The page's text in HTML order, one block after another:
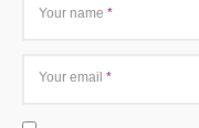
Your name *
Your email *